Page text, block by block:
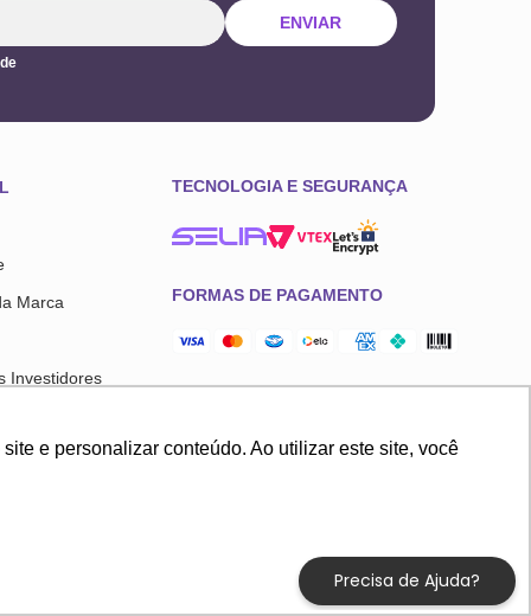
e personalizar conteúdo. Ao utilizar este site, você
ENVIAR
Marca
Investidores
TECNOLOGIA E SEGURANÇA
FORMAS DE PAGAMENTO
20, 21 e 22 Empresarial Anhanguera Cajamar - SP, 07753-580